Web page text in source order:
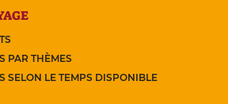
PAR THÈMES
SELON LE TEMPS DISPONIBLE